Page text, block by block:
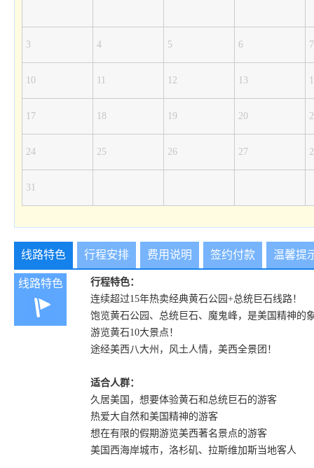
3 4 5 6 7
10 11 12 13
17 18 19 20
24 25 26 27
31
线路特色 行程安排 费用说明 签约付款 温馨提
线路特色
行程特色：
连续超过15年热卖经典黄石公园+总统巨石线路！
饱览黄石公园、总统巨石、魔鬼峰，是美国精神的
游览黄石10大景点！
途经美西八大州，风土人情，美西全景团！
适合人群：
久居美国，想要体验黄石和总统巨石的游客
热爱大自然和美国精神的游客
想在有限的假期游览美西著名景点的游客
美国西海岸城市，洛杉矶、拉斯维加斯当地客人